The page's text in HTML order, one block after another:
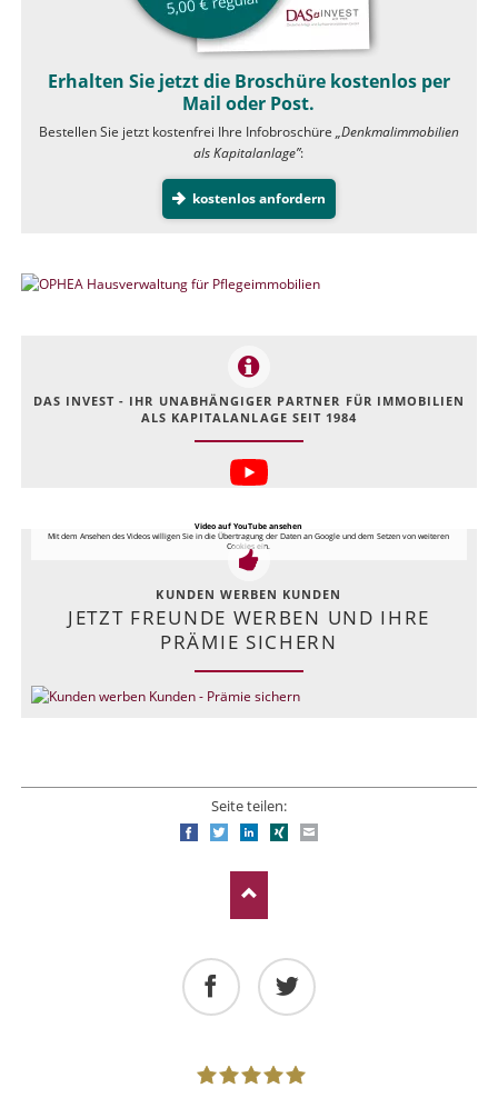
Erhalten Sie jetzt die Broschüre kostenlos per
Mail oder Post.
Bestellen Sie jetzt kostenfrei Ihre Infobroschüre „Denkmalimmobilien
als Kapitalanlage”:
kostenlos anfordern
DAS INVEST - IHR UNABHÄNGIGER PARTNER FÜR IMMOBILIEN
ALS KAPITALANLAGE SEIT 1984
Video auf YouTube ansehen
Mit dem Ansehen des Videos willigen Sie in die Übertragung der Daten an Google und dem Setzen von weiteren
Cookies ein.
KUNDEN WERBEN KUNDEN
JETZT FREUNDE WERBEN UND IHRE
PRÄMIE SICHERN
Seite teilen:
FacebookTwitterLinkedIn
Xing